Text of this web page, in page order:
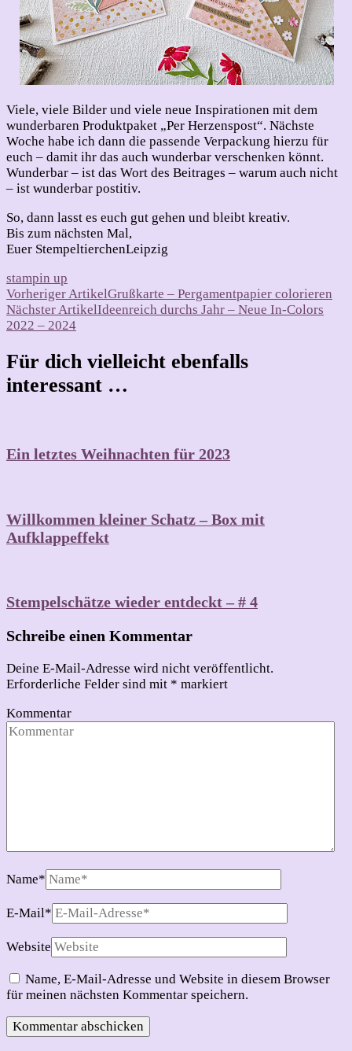
Viele, viele Bilder und viele neue Inspirationen mit dem
wunderbaren Produktpaket „Per Herzenspost“. Nächste
Woche habe ich dann die passende Verpackung hierzu für
euch – damit ihr das auch wunderbar verschenken könnt.
Wunderbar – ist das Wort des Beitrages – warum auch nicht
– ist wunderbar postitiv.
So, dann lasst es euch gut gehen und bleibt kreativ.
Bis zum nächsten Mal,
Euer StempeltierchenLeipzig
stampin up
Beitragsnavigation
Vorheriger ArtikelGrußkarte – Pergamentpapier colorieren
Nächster ArtikelIdeenreich durchs Jahr – Neue In-Colors
2022 – 2024
Für dich vielleicht ebenfalls
interessant …
Ein letztes Weihnachten für 2023
Willkommen kleiner Schatz – Box mit
Aufklappeffekt
Stempelschätze wieder entdeckt – # 4
Schreibe einen Kommentar
Deine E-Mail-Adresse wird nicht veröffentlicht.
Erforderliche Felder sind mit * markiert
Kommentar
Name*
E-Mail*
Website
Name, E-Mail-Adresse und Website in diesem Browser
für meinen nächsten Kommentar speichern.